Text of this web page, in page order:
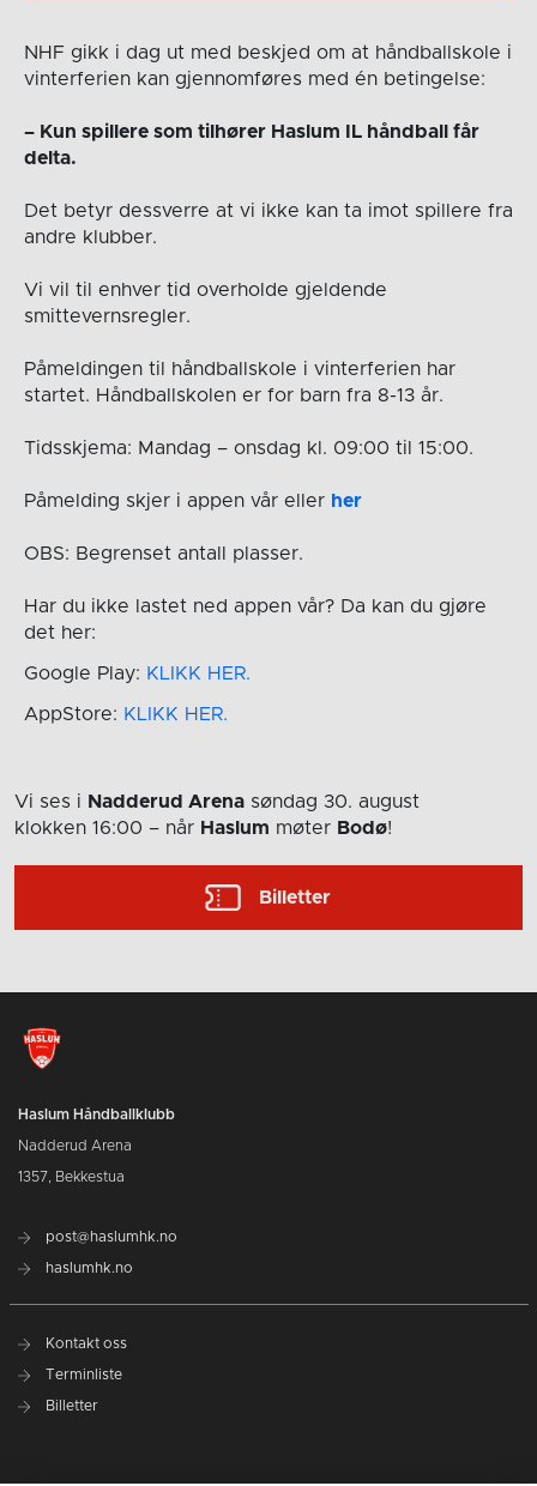
NHF gikk i dag ut med beskjed om at håndballskole i
vinterferien kan gjennomføres med én betingelse:
– Kun spillere som tilhører Haslum IL håndball får
delta.
Det betyr dessverre at vi ikke kan ta imot spillere fra
andre klubber.
Vi vil til enhver tid overholde gjeldende
smittevernsregler.
Påmeldingen til håndballskole i vinterferien har
startet. Håndballskolen er for barn fra 8-13 år.
Tidsskjema: Mandag – onsdag kl. 09:00 til 15:00.
Påmelding skjer i appen vår eller her
OBS: Begrenset antall plasser.
Har du ikke lastet ned appen vår? Da kan du gjøre
det her:
Google Play: KLIKK HER.
AppStore: KLIKK HER.
Vi ses i Nadderud Arena søndag 30. august
klokken 16:00 – når Haslum møter Bodø!
Billetter
Haslum Håndballklubb
Nadderud Arena
1357, Bekkestua
post@haslumhk.no
haslumhk.no
Kontakt oss
Terminliste
Billetter